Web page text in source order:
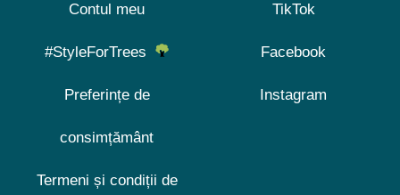
Contul meu
#StyleForTrees
Preferințe de
consimțământ
Termeni și condiții de
TikTok
Facebook
Instagram